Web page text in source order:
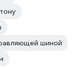
шиной